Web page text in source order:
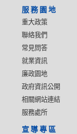
服務園地
重大政策
聯絡我們
常見問答
就業資訊
廉政園地
政府資訊公開
相關網站連結
服務處所
宣導專區